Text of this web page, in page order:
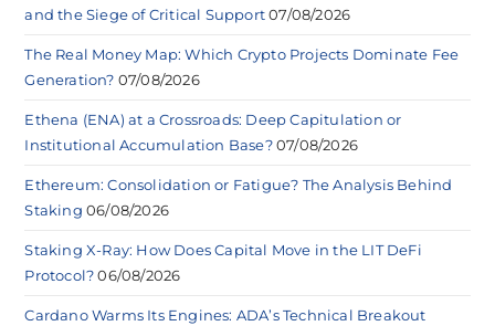
and the Siege of Critical Support 07/08/2026
The Real Money Map: Which Crypto Projects Dominate Fee
Generation? 07/08/2026
Ethena (ENA) at a Crossroads: Deep Capitulation or
Institutional Accumulation Base? 07/08/2026
Ethereum: Consolidation or Fatigue? The Analysis Behind
Staking 06/08/2026
Staking X-Ray: How Does Capital Move in the LIT DeFi
Protocol? 06/08/2026
Cardano Warms Its Engines: ADA’s Technical Breakout